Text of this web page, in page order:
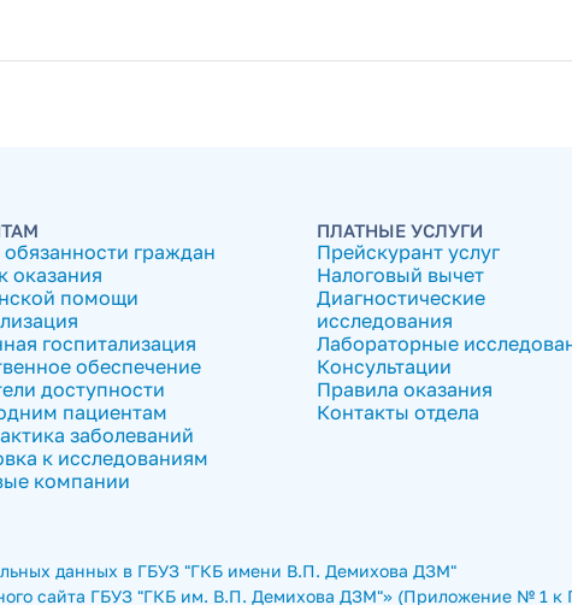
граждан
оказания
помощи
госпитализация
обеспечение
доступности
пациентам
заболеваний
к исследованиям
компании
ПЛАТНЫЕ УСЛУГИ
Прейскурант услуг
Налоговый вычет
Диагностические
исследования
Лабораторные
Консультации
Правила оказания
Контакты отдела
данных в ГБУЗ "ГКБ имени В.П. Демихова ДЗМ"
сайта ГБУЗ "ГКБ им. В.П. Демихова ДЗМ"» (Приложение № 1